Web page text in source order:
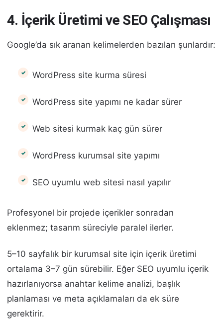
4. İçerik Üretimi ve SEO Çalışması
Google’da sık aranan kelimelerden bazıları şunlardır:
WordPress site kurma süresi
WordPress site yapımı ne kadar sürer
Web sitesi kurmak kaç gün sürer
WordPress kurumsal site yapımı
SEO uyumlu web sitesi nasıl yapılır
Profesyonel bir projede içerikler sonradan
eklenmez; tasarım süreciyle paralel ilerler.
5–10 sayfalık bir kurumsal site için içerik üretimi
ortalama 3–7 gün sürebilir. Eğer SEO uyumlu içerik
hazırlanıyorsa anahtar kelime analizi, başlık
planlaması ve meta açıklamaları da ek süre
gerektirir.